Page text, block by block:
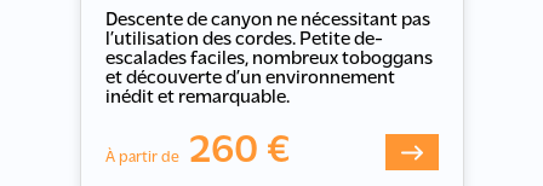
Descente de canyon ne nécessitant pas
l’utilisation des cordes. Petite de-
escalades faciles, nombreux toboggans
et découverte d’un environnement
inédit et remarquable.
À partir de 260 €